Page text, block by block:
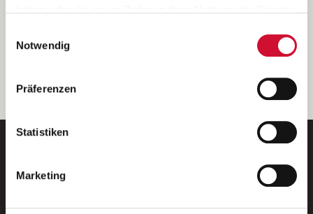
Wenn Sie auf „Cookies zulassen“ klicken, so stimmen
Sie der Speicherung sämtlicher Cookies zu. Sie können
Ihre Einwilligung selbstverständlich jederzeit widerrufen,
indem Sie die Cookie-Einstellungen aufrufen und diese
unserer
Notwendig
Präferenzen
Statistiken
Marketing
Weitere Details können Sie der
entnehmen.